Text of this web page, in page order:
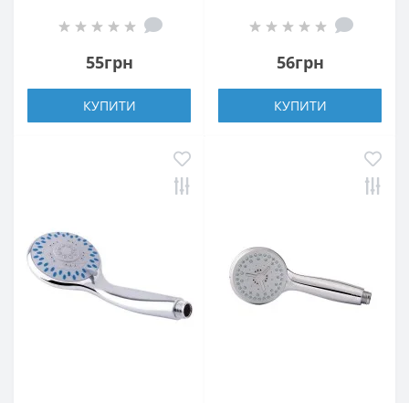
55грн
КУПИТИ
56грн
КУПИТИ